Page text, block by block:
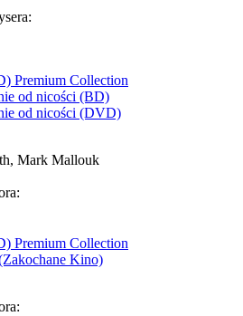
Premium Collection
od nicości (BD)
od nicości (DVD)
, Mark Mallouk
Premium Collection
Kino)